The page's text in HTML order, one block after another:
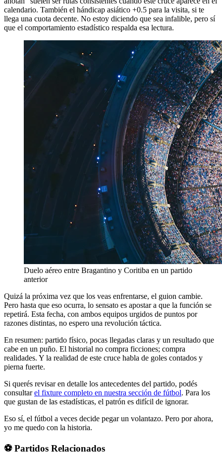
calendario. También el hándicap asiático +0.5 para la visita, si te
llega una cuota decente. No estoy diciendo que sea infalible, pero sí
que el comportamiento estadístico respalda esa lectura.
Duelo aéreo entre Bragantino y Coritiba en un partido
anterior
Quizá la próxima vez que los veas enfrentarse, el guion cambie.
Pero hasta que eso ocurra, lo sensato es apostar a que la función se
repetirá. Esta fecha, con ambos equipos urgidos de puntos por
razones distintas, no espero una revolución táctica.
En resumen: partido físico, pocas llegadas claras y un resultado que
cabe en un puño. El historial no compra ficciones; compra
realidades. Y la realidad de este cruce habla de goles contados y
pierna fuerte.
Si querés revisar en detalle los antecedentes del partido, podés
consultarel fixture completo en nuestra sección de fútbol. Para los
que gustan de las estadísticas, el patrón es difícil de ignorar.
Eso sí, el fútbol a veces decide pegar un volantazo. Pero por ahora,
yo me quedo con la historia.
⚽ Partidos Relacionados